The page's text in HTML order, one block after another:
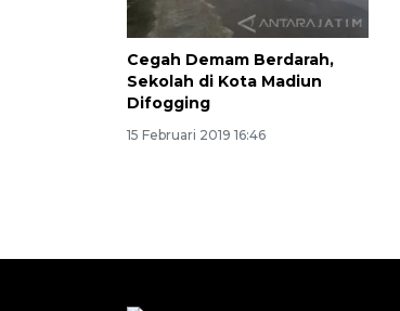
Cegah Demam Berdarah,
Sekolah di Kota Madiun
Difogging
15 Februari 2019 16:46